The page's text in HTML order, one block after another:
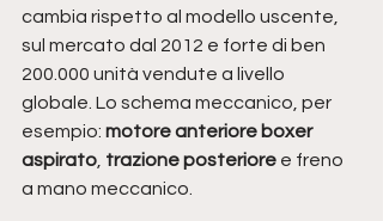
cambia rispetto al modello uscente,
sul mercato dal 2012 e forte di ben
200.000 unità vendute a livello
globale. Lo schema meccanico, per
esempio: motore anteriore boxer
aspirato, trazione posteriore e freno
a mano meccanico.